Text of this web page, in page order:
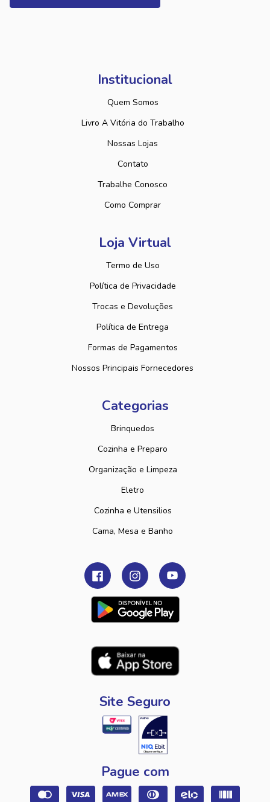
Institucional
Quem Somos
Livro A Vitória do Trabalho
Nossas Lojas
Contato
Trabalhe Conosco
Como Comprar
Loja Virtual
Termo de Uso
Política de Privacidade
Trocas e Devoluções
Política de Entrega
Formas de Pagamentos
Nossos Principais Fornecedores
Categorias
Brinquedos
Cozinha e Preparo
Organização e Limpeza
Eletro
Cozinha e Utensilios
Cama, Mesa e Banho
Site Seguro
Pague com